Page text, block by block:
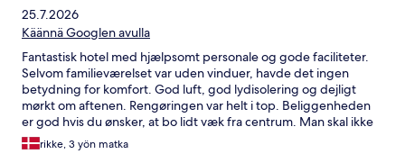
25.7.2026
Käännä Googlen avulla
Fantastisk hotel med hjælpsomt personale og gode faciliteter.
Selvom familieværelset var uden vinduer, havde det ingen
betydning for komfort. God luft, god lydisolering og dejligt
mørkt om aftenen. Rengøringen var helt i top. Beliggenheden
er god hvis du ønsker, at bo lidt væk fra centrum. Man skal ikke
lade sig skræmme af området. Området er et typisk
boligområde med gode hverdags indkøb ( supermarked,
rikke, 3 yön matka